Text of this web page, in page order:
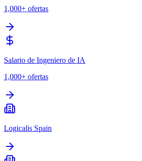
1,000+ ofertas
Salario de Ingeniero de IA
1,000+ ofertas
Logicalis Spain